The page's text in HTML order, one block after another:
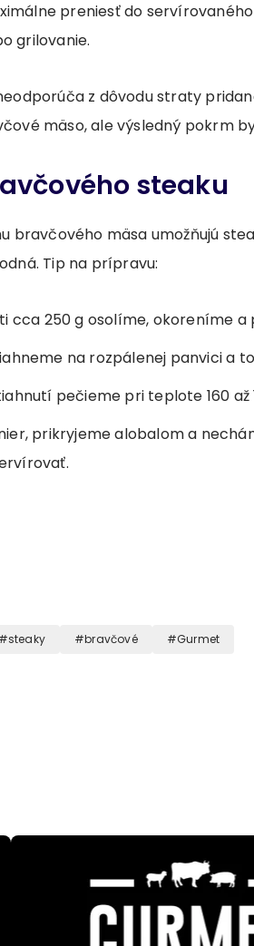
preniesť do
grilovanie.
z dôvodu straty
mäso, ale výsledný pokrm
steaku
bravčového mäsa umožňujú
Tip na prípravu:
cca 250 g osolíme, okoreníme
na rozpálenej panvici a
pečieme pri teplote 160 až
prikryjeme alobalom a
steaky bravčové Gurmet